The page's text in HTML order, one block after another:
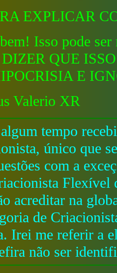
EXPLICAR
Isso pode
QUE
E
Valerio XR
tempo
único que
com a
Flexível
acreditar na
de
Irei me referir a
não ser